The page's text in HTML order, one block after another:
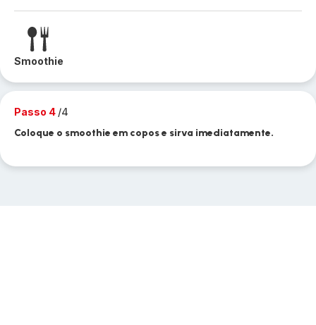
Smoothie
Passo 4 /4
Coloque o smoothie em copos e sirva imediatamente.